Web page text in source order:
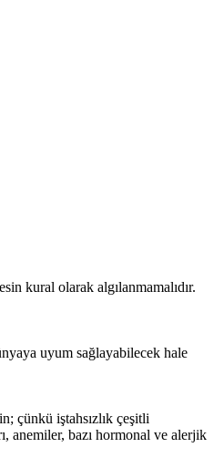
kural olarak algılanmamalıdır.
uyum sağlayabilecek hale
çünkü iştahsızlık çeşitli
anemiler, bazı hormonal ve alerjik